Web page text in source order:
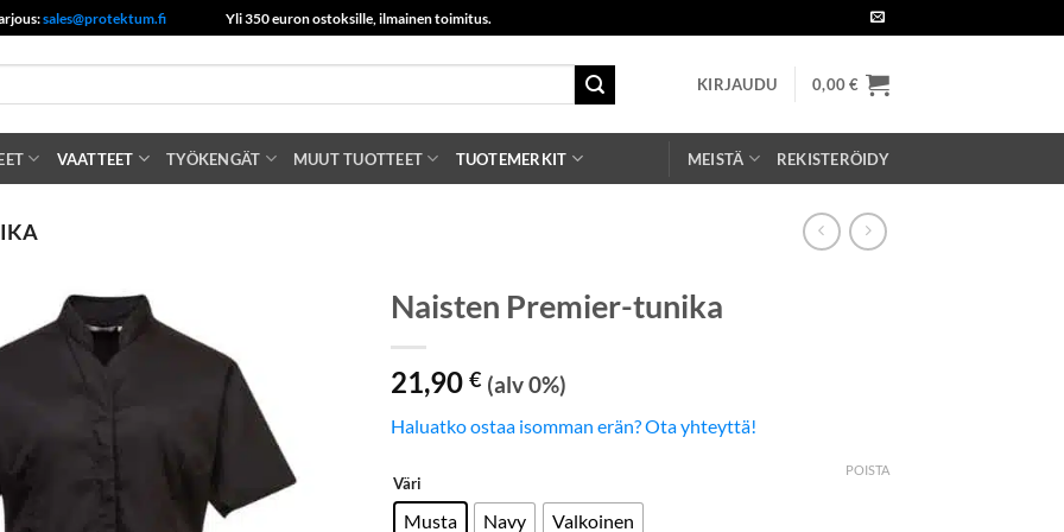
sales@protektum.fiYli 350 euron ostoksille, ilmainen toimitus.
KIRJAUDU 0,00€
VAATTEET TYÖKENGÄT MUUT TUOTTEET TUOTEMERKIT MEISTÄ REKISTERÖIDY
Naisten Premier-tunika
21,90 € (alv 0%)
Haluatko ostaa isomman erän? Ota yhteyttä!
Väri
Musta Navy Valkoinen
POISTA